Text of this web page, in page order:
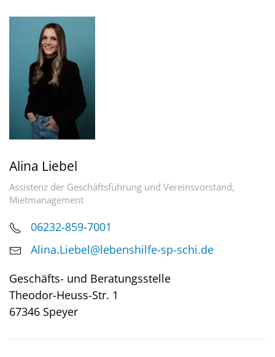
Alina Liebel
Assistenz der Geschäftsführung und Vereinsvorstand,
Mietmanagement
06232-859-7001
Alina.Liebel@lebenshilfe-sp-schi.de
Geschäfts- und Beratungsstelle
Theodor-Heuss-Str. 1
67346 Speyer